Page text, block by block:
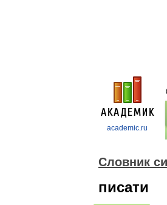
academic.ru
Словник
писати